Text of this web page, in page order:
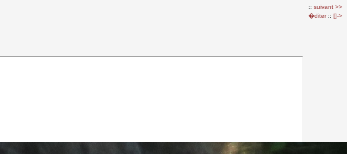
:: suivant >>
�diter :: []->